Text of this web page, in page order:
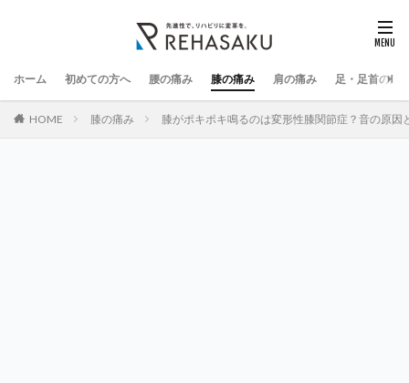
ホーム 初めての方へ 腰の痛み 膝の痛み 肩の痛み 足・足首の痛
HOME 膝の痛み 膝がポキポキ鳴るのは変形性膝関節症？音の原因